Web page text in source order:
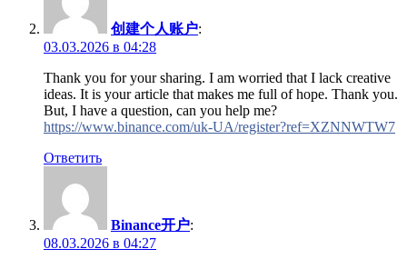
创建个人账户:
03.03.2026 в 04:28
Thank you for your sharing. I am worried that I lack creative
ideas. It is your article that makes me full of hope. Thank you.
But, I have a question, can you help me?
https://www.binance.com/uk-UA/register?ref=XZNNWTW7
Ответить
Binance开户:
08.03.2026 в 04:27